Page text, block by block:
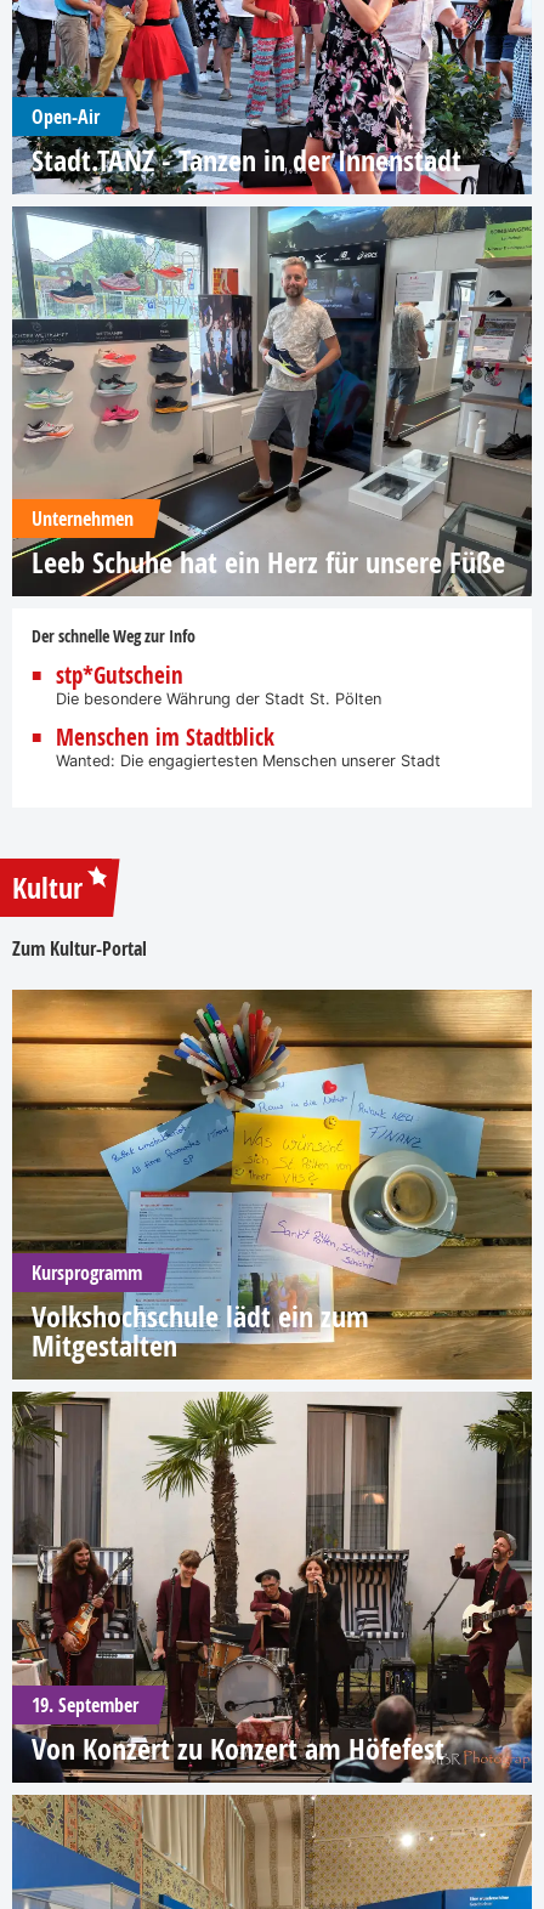
Open-Air
Stadt.TANZ - Tanzen in der Innenstadt
Unternehmen
Leeb Schuhe hat ein Herz für unsere Füße
Der schnelle Weg zur Info
stp*Gutschein
Die besondere Währung der Stadt St. Pölten
Menschen im Stadtblick
Wanted: Die engagiertesten Menschen unserer Stadt
Kultur
Zum Kultur-Portal
Kursprogramm
Volkshochschule lädt ein zum
Mitgestalten
19. September
Von Konzert zu Konzert am Höfefest